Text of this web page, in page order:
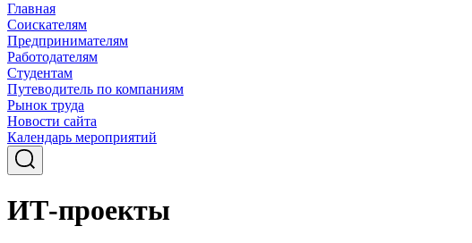
Главная
Соискателям
Предпринимателям
Работодателям
Студентам
Путеводитель по компаниям
Рынок труда
Новости сайта
Календарь мероприятий
ИТ-проекты